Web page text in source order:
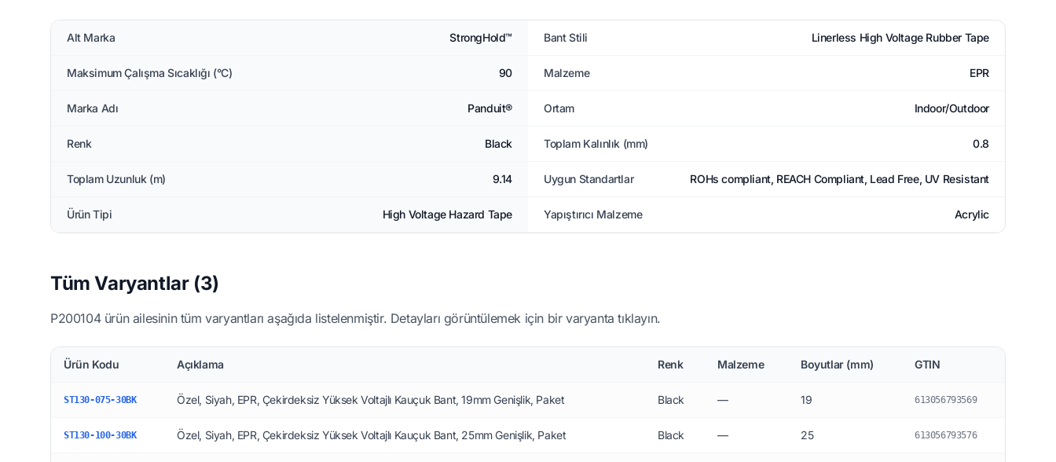
Alt Marka StrongHold™ Bant Stili Linerless High Voltage Rubber Tape
Maksimum Çalışma Sıcaklığı (°C) 90 Malzeme EPR
Marka Adı Panduit® Ortam Indoor/Outdoor
Renk Black Toplam Kalınlık (mm) 0.8
Toplam Uzunluk (m) 9.14 Uygun Standartlar ROHs compliant, REACH Compliant, Lead Free, UV Resistant
Ürün Tipi High Voltage Hazard Tape Yapıştırıcı Malzeme Acrylic
Tüm Varyantlar (3)
P200104 ürün ailesinin tüm varyantları aşağıda listelenmiştir. Detayları görüntülemek için bir varyanta tıklayın.
Ürün Kodu Açıklama Renk Malzeme Boyutlar (mm) GTIN
ST130-075-30BK Özel, Siyah, EPR, Çekirdeksiz Yüksek Voltajlı Kauçuk Bant, 19mm Genişlik, Paket Black — 19 613056793569
ST130-100-30BK Özel, Siyah, EPR, Çekirdeksiz Yüksek Voltajlı Kauçuk Bant, 25mm Genişlik, Paket Black — 25 613056793576